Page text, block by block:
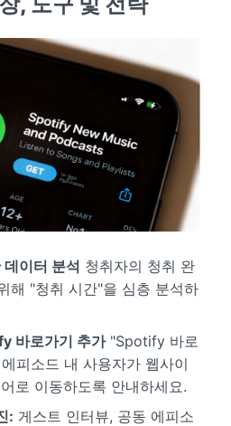
이터 분석 청취자의 청취 완
해 "청취 시간"을 심층 분석하
바로가기 추가"Spotify 바로
피소드 내 사용자가 웹사이
로 이동하도록 안내하세요.
: 게스트 인터뷰, 공동 에피소